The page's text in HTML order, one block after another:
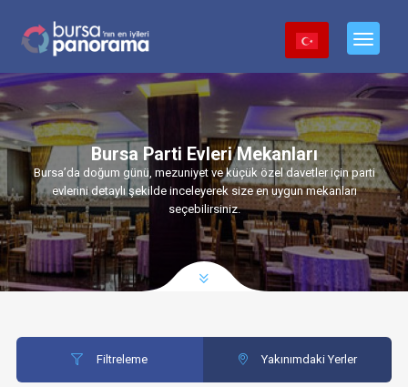
Bursa Parti Evleri Mekanları
Bursa’da doğum günü, mezuniyet ve küçük özel davetler için parti
evlerini detaylı şekilde inceleyerek size en uygun mekanları
seçebilirsiniz.
Filtreleme Yakınımdaki Yerler